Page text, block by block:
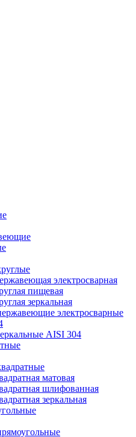
электросварная
пищевая
зеркальная
электросварные
AISI 304
матовая
шлифованная
зеркальная